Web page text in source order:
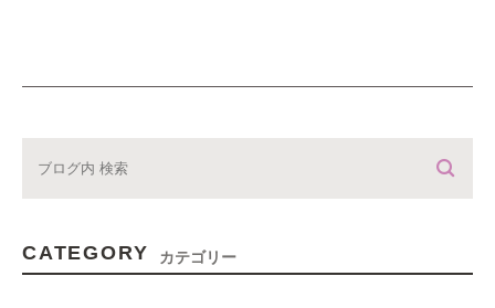
CATEGORY カテゴリー